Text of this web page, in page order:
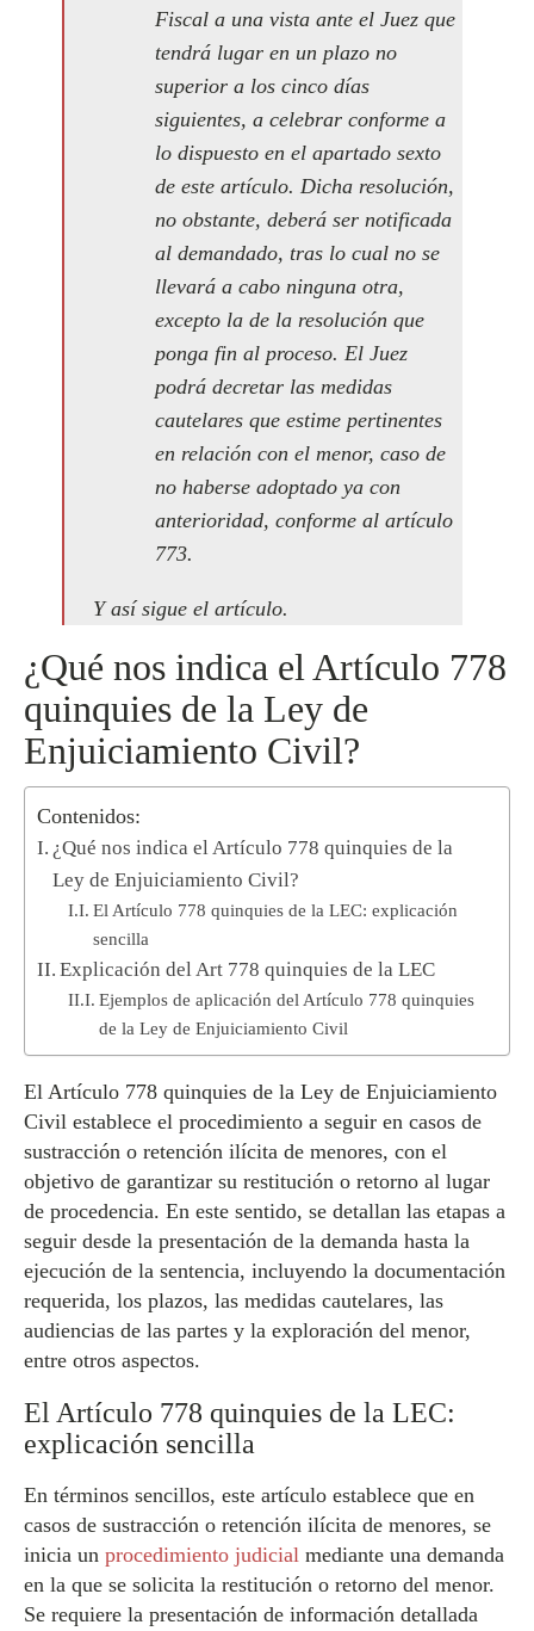
Fiscal a una vista ante el Juez que
tendrá lugar en un plazo no
superior a los cinco días
siguientes, a celebrar conforme a
lo dispuesto en el apartado sexto
de este artículo. Dicha resolución,
no obstante, deberá ser notificada
al demandado, tras lo cual no se
llevará a cabo ninguna otra,
excepto la de la resolución que
ponga fin al proceso. El Juez
podrá decretar las medidas
cautelares que estime pertinentes
en relación con el menor, caso de
no haberse adoptado ya con
anterioridad, conforme al artículo
773.
Y así sigue el artículo.
¿Qué nos indica el Artículo 778
quinquies de la Ley de
Enjuiciamiento Civil?
Contenidos:
¿Qué nos indica el Artículo 778 quinquies de la
Ley de Enjuiciamiento Civil?
El Artículo 778 quinquies de la LEC: explicación
sencilla
Explicación del Art 778 quinquies de la LEC
Ejemplos de aplicación del Artículo 778 quinquies
de la Ley de Enjuiciamiento Civil
El Artículo 778 quinquies de la Ley de Enjuiciamiento
Civil establece el procedimiento a seguir en casos de
sustracción o retención ilícita de menores, con el
objetivo de garantizar su restitución o retorno al lugar
de procedencia. En este sentido, se detallan las etapas a
seguir desde la presentación de la demanda hasta la
ejecución de la sentencia, incluyendo la documentación
requerida, los plazos, las medidas cautelares, las
audiencias de las partes y la exploración del menor,
entre otros aspectos.
El Artículo 778 quinquies de la LEC:
explicación sencilla
En términos sencillos, este artículo establece que en
casos de sustracción o retención ilícita de menores, se
inicia un procedimiento judicial mediante una demanda
en la que se solicita la restitución o retorno del menor.
Se requiere la presentación de información detallada